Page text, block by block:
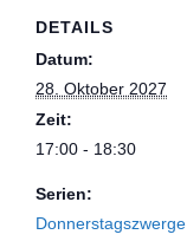
DETAILS
Datum:
28. Oktober 2027
Zeit:
17:00 - 18:30
Serien:
Donnerstagszwerge